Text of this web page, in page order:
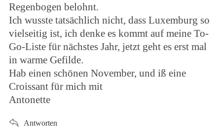
Regenbogen belohnt.
Ich wusste tatsächlich nicht, dass Luxemburg so
vielseitig ist, ich denke es kommt auf meine To-
Go-Liste für nächstes Jahr, jetzt geht es erst mal
in warme Gefilde.
Hab einen schönen November, und iß eine
Croissant für mich mit
Antonette
Antworten